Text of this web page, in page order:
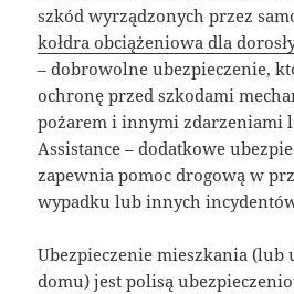
szkód wyrządzonych przez
kołdra obciążeniowa dla
– dobrowolne ubezpieczenie,
ochronę przed szkodami
pożarem i innymi zdarzeniami
Assistance – dodatkowe
zapewnia pomoc drogową w
wypadku lub innych
Ubezpieczenie mieszkania (lub
domu) jest polisą